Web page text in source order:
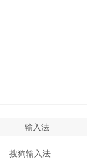
输入法
搜狗输入法